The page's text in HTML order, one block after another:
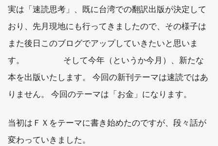
実は「速読思考」、既に台湾での翻訳出版が決定して
おり、先月現地にも行ってきましたので、その様子は
また後日このブログでアップしていきたいと思いま
す。 そして今年（というか今月）、新たな
本を出版いたします。 今回の新刊テーマは速読ではあ
りません。 今回のテーマは「お金」になります。
当初はＦＸをテーマに書き始めたのですが、段々話が
変わっていきました。